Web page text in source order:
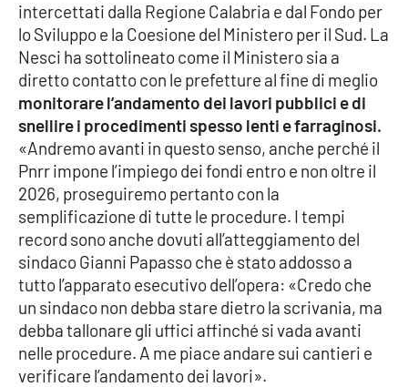
Sport
RUBRICHE
Good Morning Vietnam
Parchi Marini Calabria
Leggendo Alvaro insieme
Imprese Di Calabria
Le perfidie di Antonella Grippo
Venti di comunicazione
intercettati dalla Regione Calabria e dal Fondo per
lo Sviluppo e la Coesione del Ministero per il Sud. La
Nesci ha sottolineato come il Ministero sia a
diretto contatto con le prefetture al fine di meglio
monitorare l’andamento dei lavori pubblici e di
snellire i procedimenti spesso lenti e farraginosi.
«Andremo avanti in questo senso, anche perché il
Pnrr impone l’impiego dei fondi entro e non oltre il
2026, proseguiremo pertanto con la
semplificazione di tutte le procedure. I tempi
record sono anche dovuti all’atteggiamento del
sindaco Gianni Papasso che è stato addosso a
tutto l’apparato esecutivo dell’opera: «Credo che
un sindaco non debba stare dietro la scrivania, ma
debba tallonare gli uffici affinché si vada avanti
nelle procedure. A me piace andare sui cantieri e
verificare l’andamento dei lavori».